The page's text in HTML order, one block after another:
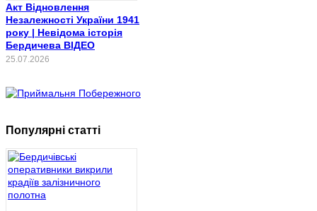
Акт Відновлення
Незалежності України 1941
року | Невідома історія
Бердичева ВІДЕО
25.07.2026
Популярні статті